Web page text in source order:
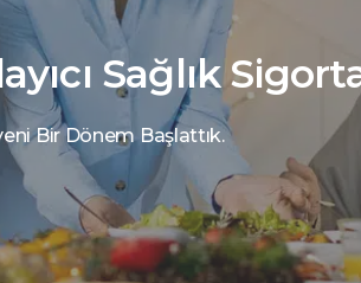
Sağlık
Bir Dönem Başlattık.